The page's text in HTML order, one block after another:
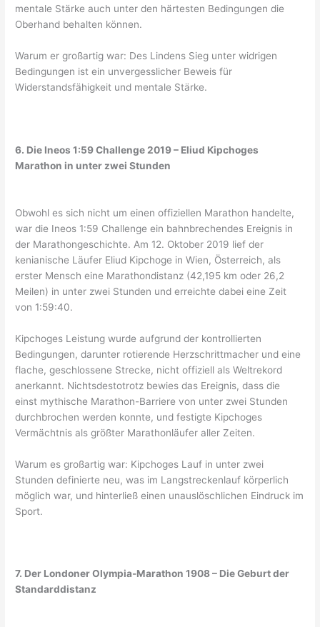
mentale Stärke auch unter den härtesten Bedingungen die
Oberhand behalten können.
Warum er großartig war: Des Lindens Sieg unter widrigen
Bedingungen ist ein unvergesslicher Beweis für
Widerstandsfähigkeit und mentale Stärke.
6. Die Ineos 1:59 Challenge 2019 – Eliud Kipchoges
Marathon in unter zwei Stunden
Obwohl es sich nicht um einen offiziellen Marathon handelte,
war die Ineos 1:59 Challenge ein bahnbrechendes Ereignis in
der Marathongeschichte. Am 12. Oktober 2019 lief der
kenianische Läufer Eliud Kipchoge in Wien, Österreich, als
erster Mensch eine Marathondistanz (42,195 km oder 26,2
Meilen) in unter zwei Stunden und erreichte dabei eine Zeit
von 1:59:40.
Kipchoges Leistung wurde aufgrund der kontrollierten
Bedingungen, darunter rotierende Herzschrittmacher und eine
flache, geschlossene Strecke, nicht offiziell als Weltrekord
anerkannt. Nichtsdestotrotz bewies das Ereignis, dass die
einst mythische Marathon-Barriere von unter zwei Stunden
durchbrochen werden konnte, und festigte Kipchoges
Vermächtnis als größter Marathonläufer aller Zeiten.
Warum es großartig war: Kipchoges Lauf in unter zwei
Stunden definierte neu, was im Langstreckenlauf körperlich
möglich war, und hinterließ einen unauslöschlichen Eindruck im
Sport.
7. Der Londoner Olympia-Marathon 1908 – Die Geburt der
Standarddistanz